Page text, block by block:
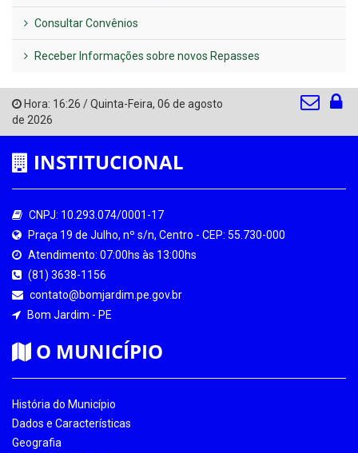
Consultar Convênios
Receber Informações sobre novos Repasses
Hora: 16:26 /Quinta-Feira, 06 de agosto
de 2026
INSTITUCIONAL
CNPJ: 10.293.074/0001-17
Praça 19 de Julho, nº s/n, Centro - CEP: 55.730-000
Atendimento: 07:00hs às 13:00hs
(81) 3638-1156
contato@bomjardim.pe.gov.br
Bom Jardim - PE
O MUNICÍPIO
História do Município
Dados e Características
Geografia